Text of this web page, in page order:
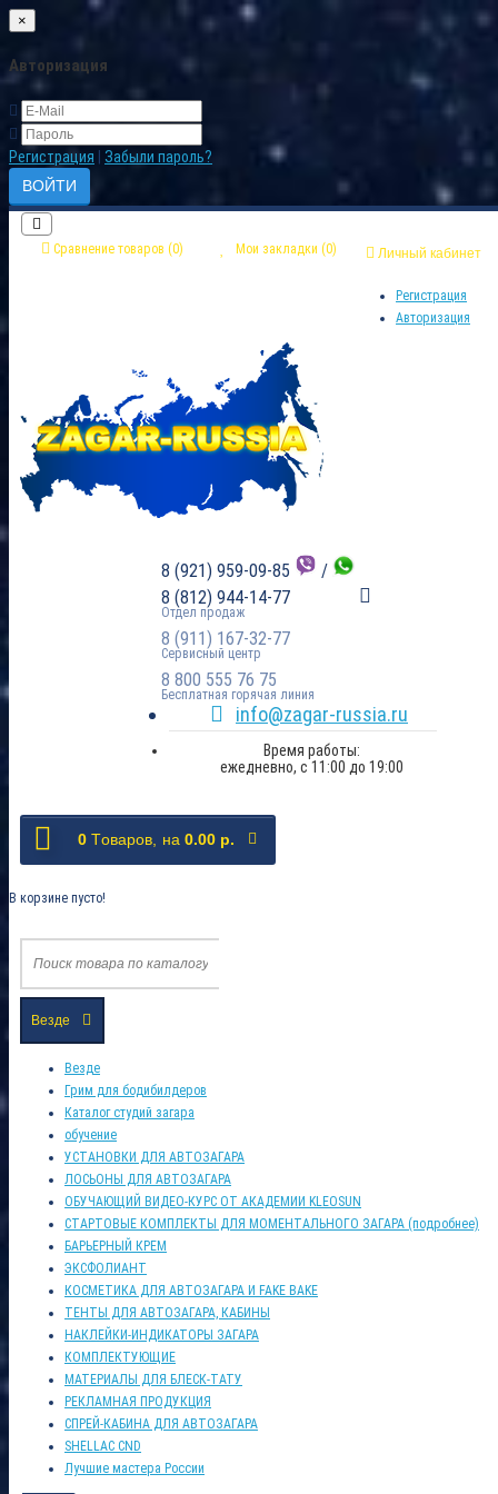
×
Авторизация
Регистрация Забыли пароль?
Личный кабинет
Регистрация
Авторизация
Мои закладки (0)
Сравнение товаров (0)
8 (921) 959-09-85
/
8 (812) 944-14-77
Отдел продаж
8 (911) 167-32-77
Сервисный центр
8 800 555 76 75
Бесплатная горячая линия
info@zagar-russia.ru
Время работы:
ежедневно, с 11:00 до 19:00
0 Tоваров, на 0.00 р.
В корзине пусто!
Везде
Везде
Грим для бодибилдеров
Каталог студий загара
обучение
УСТАНОВКИ ДЛЯ АВТОЗАГАРА
ЛОСЬОНЫ ДЛЯ АВТОЗАГАРА
ОБУЧАЮЩИЙ ВИДЕО-КУРС ОТ АКАДЕМИИ KLEOSUN
СТАРТОВЫЕ КОМПЛЕКТЫ ДЛЯ МОМЕНТАЛЬНОГО ЗАГАРА (подробнее)
БАРЬЕРНЫЙ КРЕМ
ЭКСФОЛИАНТ
КОСМЕТИКА ДЛЯ АВТОЗАГАРА И FAKE BAKE
ТЕНТЫ ДЛЯ АВТОЗАГАРА, КАБИНЫ
НАКЛЕЙКИ-ИНДИКАТОРЫ ЗАГАРА
КОМПЛЕКТУЮЩИЕ
МАТЕРИАЛЫ ДЛЯ БЛЕСК-ТАТУ
РЕКЛАМНАЯ ПРОДУКЦИЯ
СПРЕЙ-КАБИНА ДЛЯ АВТОЗАГАРА
SHELLAC CND
Лучшие мастера России